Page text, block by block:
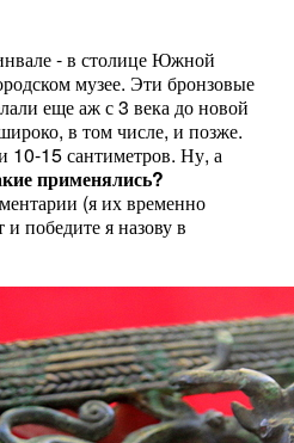
- в столице Южной
музее. Эти бронзовые
еще аж с 3 века до новой
в том числе, и позже.
15 сантиметров. Ну, а
применялись?
(я их временно
победите я назову в